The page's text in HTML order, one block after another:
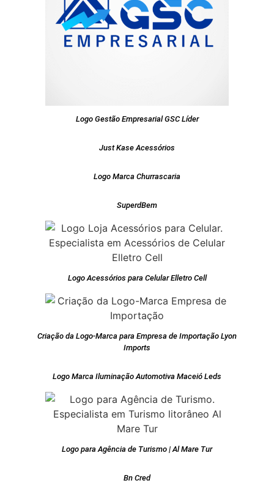
Logo Gestão Empresarial GSC Líder
Just Kase Acessórios
Logo Marca Churrascaria
SuperdBem
Logo Acessórios para Celular Elletro Cell
Criação da Logo-Marca para Empresa de Importação Lyon
Imports
Logo Marca Iluminação Automotiva Maceió Leds
Logo para Agência de Turismo | Al Mare Tur
Bn Cred